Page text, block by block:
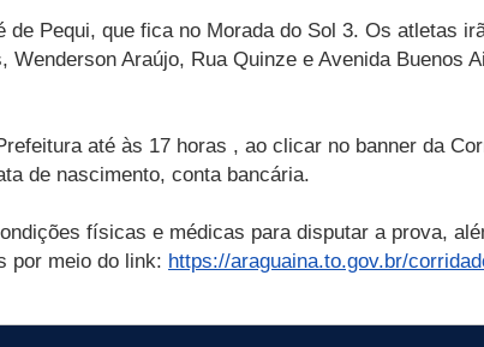
Pequi, que fica no Morada do Sol 3. Os atletas
Araújo, Rua Quinze e Avenida Buenos
até às 17 horas , ao clicar no banner da
de nascimento, conta bancária.
físicas e médicas para disputar a prova,
por meio do link: https://araguaina.to.gov.br/